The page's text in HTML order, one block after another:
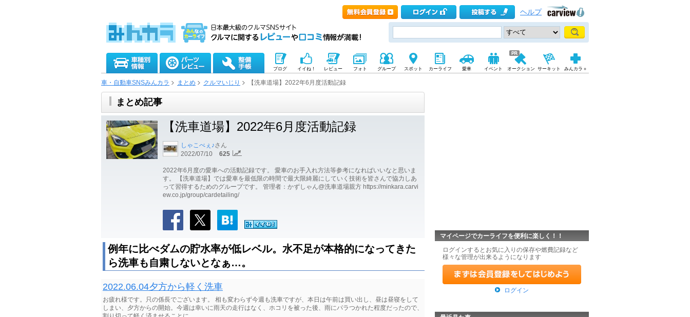
ヘルプ
ブログ イイね！ レビュー フォト グループ スポット カーライフ 愛車 イベント オークション サーキット みんカラ＋
車・自動車SNSみんカラ まとめ クルマいじり 【洗車道場】2022年6月度活動記録
まとめ記事
【洗車道場】2022年6月度活動記録
しゃこべぇ♪さん
2022/07/10
625
2022年6月度の愛車への活動記録です。 愛車のお手入れ方法等参考になればいいなと思いま
す。 【洗車道場】では愛車を最低限の時間で最大限綺麗にしていく技術を皆さんで協力しあ
って習得するためのグループです。 管理者：かずしゃん@洗車道場親方 https://minkara.carvi
ew.co.jp/group/cardetailing/
例年に比べダムの貯水率が低レベル。水不足が本格的になってきた
ら洗車も自粛しないとなぁ…。
2022.06.04夕方から軽く洗車
お疲れ様です。只の係長でございます。 相も変わらず今週も洗車ですが、本日は午前は買い出し、昼は昼寝をして
しまい、夕方からの開始。今週は幸いに雨天の走行はなく、ホコリを被った後、雨にパラつかれた程度だったので、
マイページでカーライフを便利に楽しく！！
ログインするとお気に入りの保存や燃費記録など
様々な管理が出来るようになります
ログイン